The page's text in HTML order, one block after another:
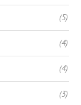
(5)
(4)
(4)
(3)